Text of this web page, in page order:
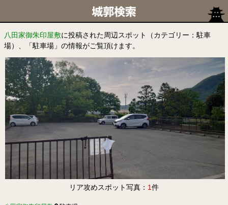
八田家御朱印屋敷に投稿された周辺スポット（カテゴリー：駐車
場）、「駐車場」の情報がご覧頂けます。
リア攻めスポット写真： 1件